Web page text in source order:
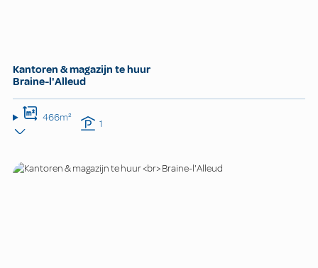
Kantoren & magazijn te huur
Braine-l'Alleud
466m² 1